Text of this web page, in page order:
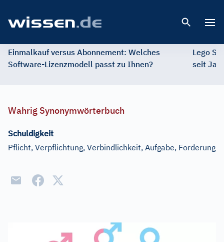
Einmalkauf versus Abonnement: Welches
Software-Lizenzmodell passt zu Ihnen?
Lego
seit
Wahrig Synonymwörterbuch
Schuldigkeit
Pflicht, Verpflichtung, Verbindlichkeit, Aufgabe, Forderung